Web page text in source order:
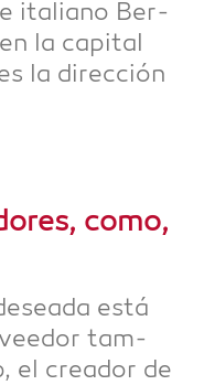
ita­lia­no Ber­
la capi­tal
la dirección
como,
está
tam­
el cre­a­dor de